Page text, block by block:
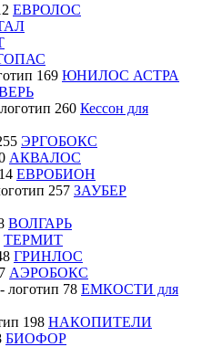
ЕВРОЛОС
ЮНИЛОС АСТРА
Кессон для
ЭРГОБОКС
АКВАЛОС
ЕВРОБИОН
ЗАУБЕР
ВОЛГАРЬ
ТЕРМИТ
ГРИНЛОС
АЭРОБОКС
ЕМКОСТИ для
НАКОПИТЕЛИ
БИОФОР